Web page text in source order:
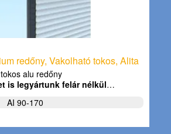
redőny, Vakolható tokos, Alita
alu redőny
is legyártunk felár nélkül…
AI 90-170